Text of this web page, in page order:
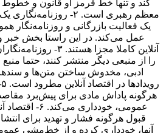
کند و تنها خط قرمز او قانون و
معظم رهبری است. ۲-
یک فعالیت بازرگانی و روزنامه‌نگار
عمل می‌کند. در این راستا بخش خبر
آنلاین کاملا مجزا
ادبی، مخدوش ساختن متن‌ها و
هرگونه پاداش مادی برای پیش‌برد
عمومی، خودداری
قبول هرگونه فشار و تهدید برای
آنها، خودداری کرده و از خط‌مشی